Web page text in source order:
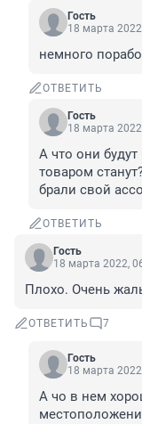
Гость
18 марта
немного
ОТВЕТИТЬ
Гость
18 марта
А что они будут
товаром
брали свой
ОТВЕТИТЬ
Гость
18 марта 2022,
Плохо. Очень
ОТВЕТИТЬ 7
Гость
18 марта
А чо в нем